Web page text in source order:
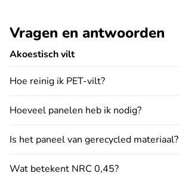
Vragen en antwoorden
Akoestisch vilt
Hoe reinig ik PET‑vilt?
Hoeveel panelen heb ik nodig?
Is het paneel van gerecycled materiaal?
Wat betekent NRC 0,45?